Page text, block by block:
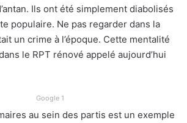
Ils ont été simplement diabolisés
populaire. Ne pas regarder dans la
un crime à l’époque. Cette mentalité
le RPT rénové appelé aujourd’hui
Google 1
au sein des partis est un exemple